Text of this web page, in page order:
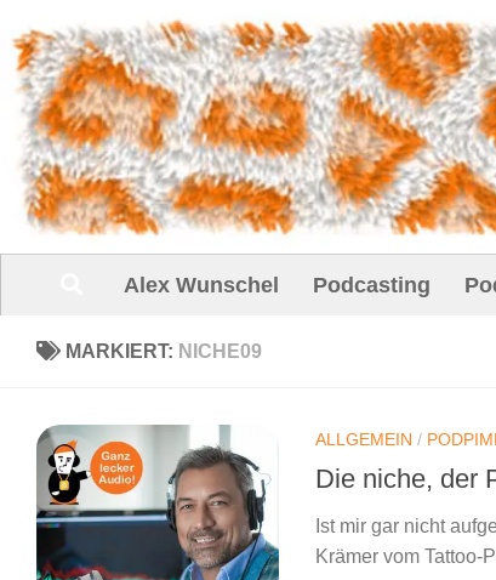
Unter dem Inhalt
Alex Wunschel Podcasting
MARKIERT: NICHE09
ALLGEMEIN /
Die niche, der
Ist mir gar nicht
Krämer vom